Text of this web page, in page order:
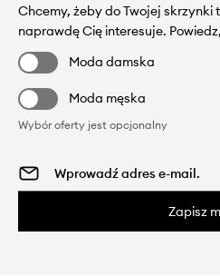
Chcemy, żeby do Twojej skrzynki
naprawdę Cię interesuje.
Moda damska
Moda męska
Wybór oferty jest opcjonalny
Zapisz